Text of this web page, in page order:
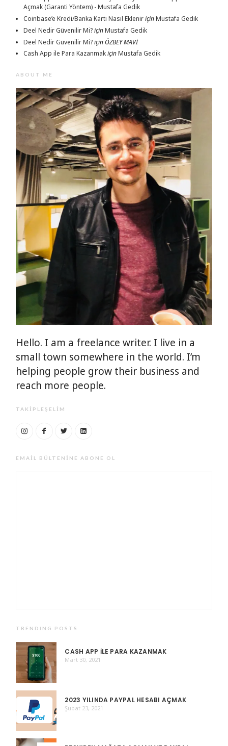
Açmak (Garanti Yöntem) - Mustafa Gedik
Coinbase’e Kredi/Banka Kartı Nasıl EkleniriçinMustafa Gedik
Deel Nedir Güvenilir Mi?içinMustafa Gedik
Deel Nedir Güvenilir Mi?içinÖZBEY MAVİ
Cash App ile Para KazanmakiçinMustafa Gedik
ABOUT ME
Hello. I am a freelance writer. I live in a
small town somewhere in the world. I’m
helping people grow their business and
reach more people.
TAKIPLEŞELIM
EMAIL BÜLTENINE ABONE OL
TRENDING POSTS
CASH APP ILE PARA KAZANMAK
Mart 30, 2021
2023 YILINDA PAYPAL HESABI AÇMAK
Şubat 23, 2021